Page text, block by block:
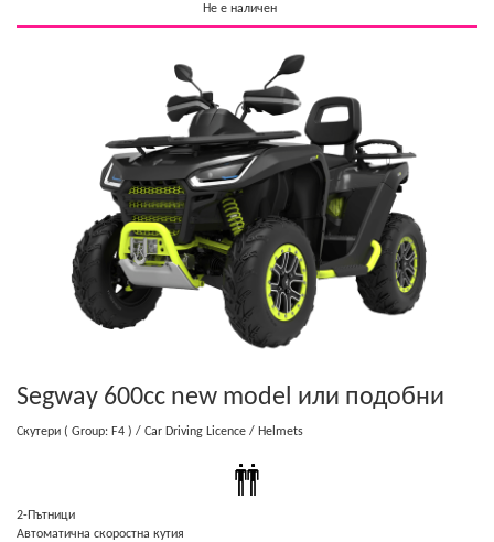
Не е наличен
Segway 600cc new model или подобни
Скутери ( Group: F4 ) / Car Driving Licence / Helmets
2-Пътници
Автоматична скоростна кутия